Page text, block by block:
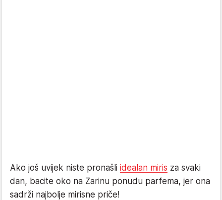
Ako još uvijek niste pronašli idealan miris za svaki
dan, bacite oko na Zarinu ponudu parfema, jer ona
sadrži najbolje mirisne priče!